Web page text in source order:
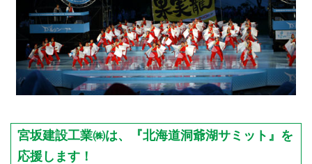
宮坂建設工業㈱は、『北海道洞爺湖サミット』を
応援します！